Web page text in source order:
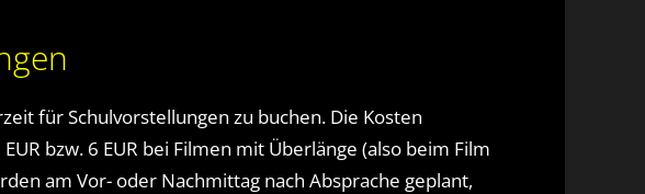
für Schulvorstellungen zu buchen. Die Kosten
bzw. 6 EUR bei Filmen mit Überlänge (also beim Film
am Vor- oder Nachmittag nach Absprache geplant,